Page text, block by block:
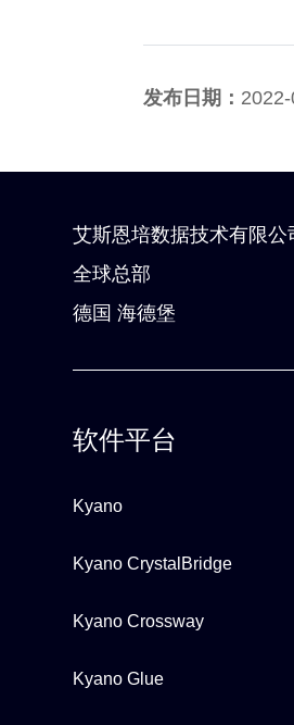
发布日期：
艾斯恩培数据技术有限公
全球总部
德国 海德堡
软件平台
Kyano
Kyano CrystalBridge
Kyano Crossway
Kyano Glue